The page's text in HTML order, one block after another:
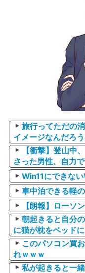
旅行ってただの
イメージなんだろ
【衝撃】登山中
さった男性、自力
Win11にできな
車中泊できる軽
【朗報】ローソ
朝起きると自分
に猫が枕をベッド
このパソコン買
れｗｗｗ
私が起きると一